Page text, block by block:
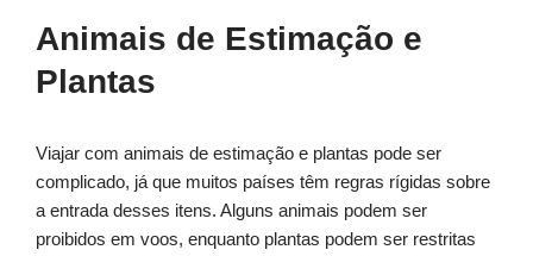
Animais de Estimação e
Plantas
Viajar com animais de estimação e plantas pode ser
complicado, já que muitos países têm regras rígidas sobre
a entrada desses itens. Alguns animais podem ser
proibidos em voos, enquanto plantas podem ser restritas